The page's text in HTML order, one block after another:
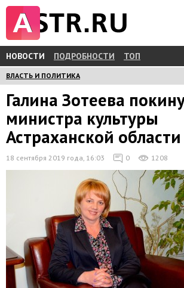
НОВОСТИ ПОДРОБНОСТИ ТОП
ВЛАСТЬ И ПОЛИТИКА
Галина Зотеева
министра культуры
Астраханской области
18 сентября 2019 года, 16:03 0 1208